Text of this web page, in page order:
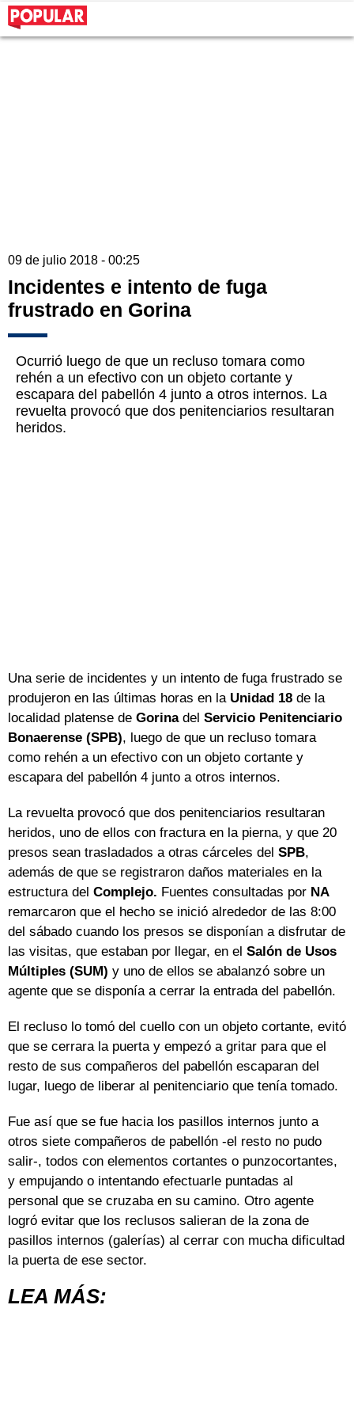
09 de julio 2018 - 00:25
Incidentes e intento de fuga
frustrado en Gorina
Ocurrió luego de que un recluso tomara como
rehén a un efectivo con un objeto cortante y
escapara del pabellón 4 junto a otros internos. La
revuelta provocó que dos penitenciarios resultaran
heridos.
Una serie de incidentes y un intento de fuga frustrado se
produjeron en las últimas horas en la Unidad 18 de la
localidad platense de Gorinadel Servicio Penitenciario
Bonaerense (SPB), luego de que un recluso tomara
como rehén a un efectivo con un objeto cortante y
escapara del pabellón 4 junto a otros internos.
La revuelta provocó que dos penitenciarios resultaran
heridos, uno de ellos con fractura en la pierna, y que 20
presos sean trasladados a otras cárceles del SPB,
además de que se registraron daños materiales en la
estructura del Complejo. Fuentes consultadas por NA
remarcaron que el hecho se inició alrededor de las 8:00
del sábado cuando los presos se disponían a disfrutar de
las visitas, que estaban por llegar, en el Salón de Usos
Múltiples (SUM) y uno de ellos se abalanzó sobre un
agente que se disponía a cerrar la entrada del pabellón.
El recluso lo tomó del cuello con un objeto cortante, evitó
que se cerrara la puerta y empezó a gritar para que el
resto de sus compañeros del pabellón escaparan del
lugar, luego de liberar al penitenciario que tenía tomado.
Fue así que se fue hacia los pasillos internos junto a
otros siete compañeros de pabellón -el resto no pudo
salir-, todos con elementos cortantes o punzocortantes,
y empujando o intentando efectuarle puntadas al
personal que se cruzaba en su camino. Otro agente
logró evitar que los reclusos salieran de la zona de
pasillos internos (galerías) al cerrar con mucha dificultad
la puerta de ese sector.
LEA MÁS: